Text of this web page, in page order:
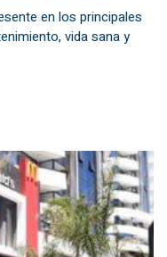
en los principales
vida sana y